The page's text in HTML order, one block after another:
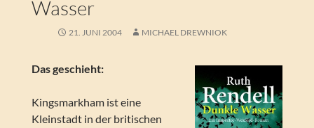
Wasser
21. JUNI 2004 MICHAEL DREWNIOK
Das geschieht:
Kingsmarkham ist eine
Kleinstadt in der britischen